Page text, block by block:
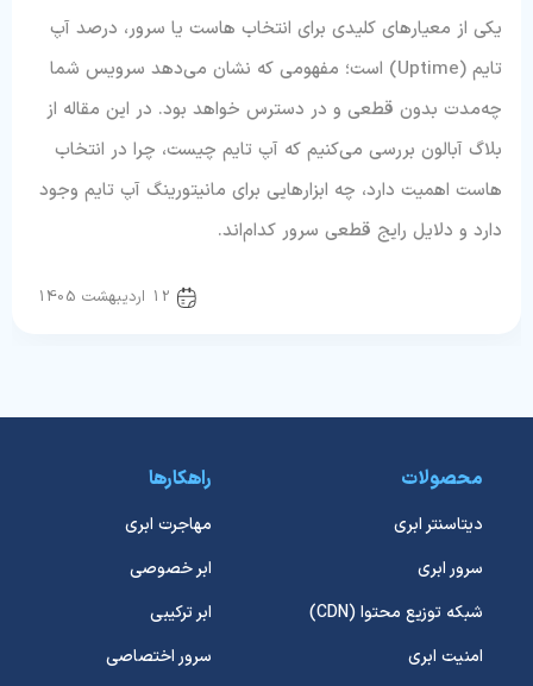
یکی از معیارهای کلیدی برای انتخاب هاست یا سرور، درصد آپ
تایم (Uptime) است؛ مفهومی که نشان می‌دهد سرویس شما
چه‌مدت بدون قطعی و در دسترس خواهد بود. در این مقاله از
بلاگ آبالون بررسی می‌کنیم که آپ تایم چیست، چرا در انتخاب
هاست اهمیت دارد، چه ابزارهایی برای مانیتورینگ آپ تایم وجود
دارد و دلایل رایج قطعی سرور کدام‌اند.
12 اردیبهشت 1405
محصولات
دیتاسنتر ابری
سرور ابری
شبکه توزیع محتوا (CDN)
امنیت ابری
راهکارها
مهاجرت ابری
ابر خصوصی
ابر ترکیبی
سرور اختصاصی